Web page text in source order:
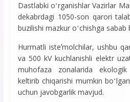
Dastlabki oʻrganishlar Vazirlar
dekabrdagi 1050-son qarori
buzilishi mazkur oʻchishga sabab
Hurmatli isteʼmolchilar, ushbu
va 500 kV kuchlanishli elektr
muhofaza zonalarida
keltirib chiqarishi mumkin
uchun javobgarlik mavjud.